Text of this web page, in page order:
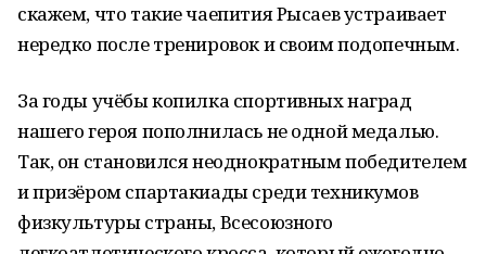
скажем, что такие чаепития Рысаев устраивает
нередко после тренировок и своим подопечным.
За годы учёбы копилка спортивных наград
нашего героя пополнилась не одной медалью.
Так, он становился неоднократным победителем
и призёром спартакиады среди техникумов
физкультуры страны, Всесоюзного